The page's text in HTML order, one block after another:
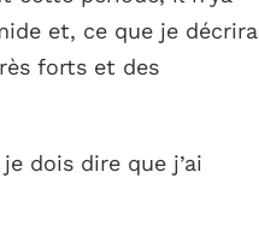
et, ce que je
forts et des
dois dire que j’ai